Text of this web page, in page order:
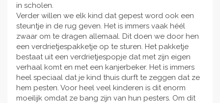
in scholen.
Verder willen we elk kind dat gepest word ook een
steuntje in de rug geven. Het is immers vaak héél
zwaar om te dragen allemaal. Dit doen we door hen
een verdrietjespakketje op te sturen. Het pakketje
bestaat uit een verdrietjespopje dat met zijn eigen
verhaal komt en met een kanjerbeker. Het is immers
heel speciaal dat je kind thuis durft te zeggen dat ze
hem pesten. Voor heel veel kinderen is dit enorm
moeilijk omdat ze bang zijn van hun pesters. Om dit